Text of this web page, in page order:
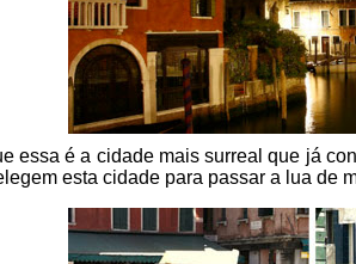
essa é a cidade mais surreal que já
esta cidade para passar a lua de